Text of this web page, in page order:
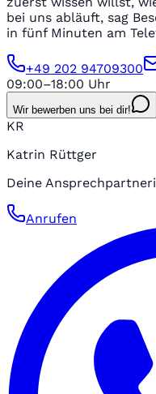
bei uns abläuft, sag
in fünf Minuten am
+49 202 94709300
09:00–18:00 Uhr
Wir bewerben uns bei dir!
KR
Katrin Rüttger
Deine
Anrufen